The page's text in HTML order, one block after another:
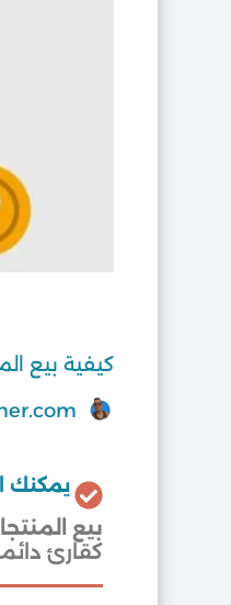
كيفية بيع
يمكنك
بيع
كقارئ